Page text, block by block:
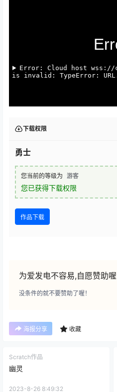
下载权限
勇士
您当前的等级为 游客
您已获得下载权限
作品下载
为爱发电不容易,自愿赞助喔
没条件的就不要赞助了喔！
海报分享 收藏
Scratch作品
幽灵
2023-8-26 8:49:32